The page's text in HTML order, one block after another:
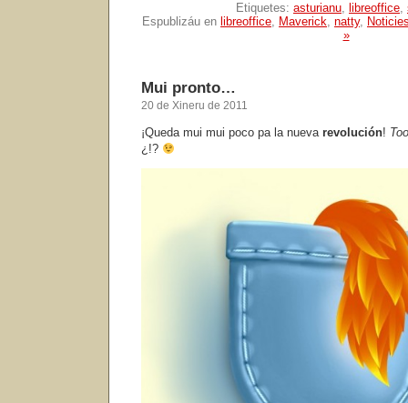
Etiquetes: asturianu, libreoffice,
Espublizáu en libreoffice, Maverick, natty,
»
Mui pronto…
20 de Xineru de 2011
¡Queda mui mui poco pa la nueva revolución!
¿!?